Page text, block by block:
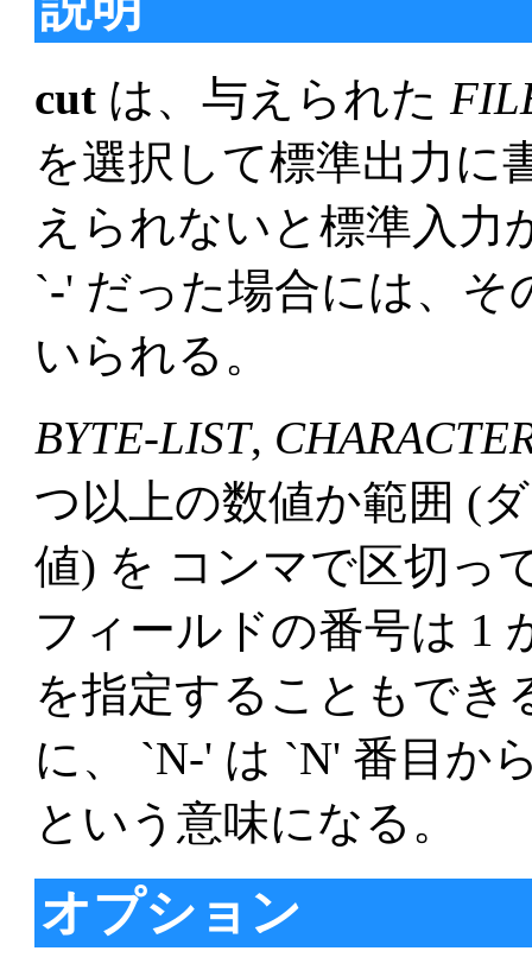
cut は、与えられた
を選択して標準出力に
えられないと標準入
`-' だった場合には、そ
いられる。
BYTE-LIST,
つ以上の数値か範囲 (
値) を コンマで区切っ
フィールドの番号は 1
を指定することもでき
に、 `N-' は `N' 番目か
という意味になる。
オプション